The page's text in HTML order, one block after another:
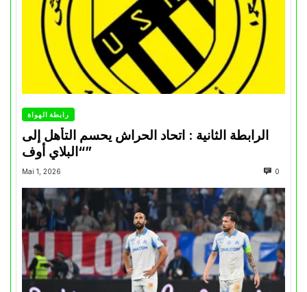
رابطة الهواة
الرابطة الثانية : اتحاد الحراش يحسم التأهل إلى
“البلاي أوف”
Mai 1, 2026 0